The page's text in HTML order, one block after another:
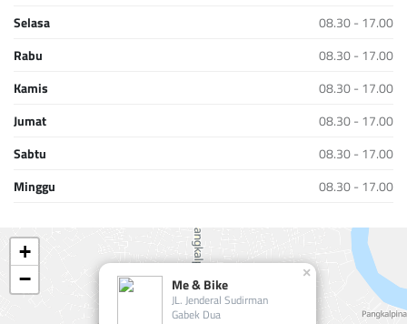
Selasa
08.30 - 17.00
Rabu
08.30 - 17.00
Kamis
08.30 - 17.00
Jumat
08.30 - 17.00
Sabtu
08.30 - 17.00
Minggu
08.30 - 17.00
Me & Bike
JL. Jenderal Sudirman
Gabek Dua
×
+
−